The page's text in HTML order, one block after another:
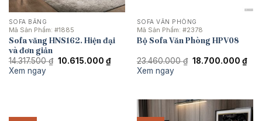
SOFA BĂNG
Mã Sản Phẩm: #1885
Sofa văng HNS162. Hiện đại
và đơn giản
14.317.500₫ Giá
10.615.000 ₫Giá
hiện
Xem ngay
SOFA VĂN PHÒNG
Mã Sản Phẩm: #2378
Bộ Sofa Văn Phòng HPV08
23.460.000₫ Giá
18.700.000 ₫Giá
hiện
Xem ngay